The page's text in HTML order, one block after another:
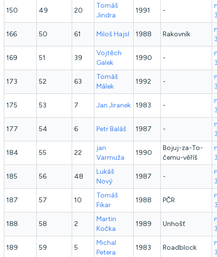
150 49 20
Tomáš
Jindra
1991 -
166 50 61 Miloš Hajsl 1988 Rakovník
169 51 39
Vojtěch
Galek
1990 -
173 52 63
Tomáš
Málek
1992 -
175 53 7 Jan Jiranek 1983 -
177 54 6 PetrBaláš 1987 -
184 55 22
jan
Varmuža
1990
Bojuj-za-To-
čemu-věříš
185 56 48
Lukáš
Nový
1987 -
187 57 10
Tomáš
Fikar
1988 PČR
188 58 2
Martin
Kočka
1989 Unhošť
189 59 5
Michal
Petera
1983 Roadblock